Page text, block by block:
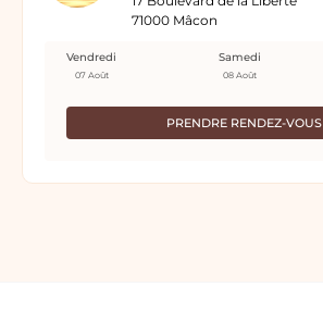
71000 Mâcon
PRENDRE RENDEZ-VOUS
Vendredi
07 Août
Samedi
08 Août